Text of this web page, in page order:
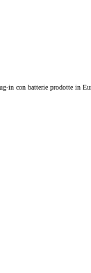
con batterie prodotte in